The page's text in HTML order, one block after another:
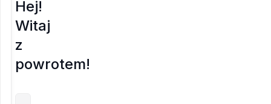
Hej!
Witaj
z
powrotem!